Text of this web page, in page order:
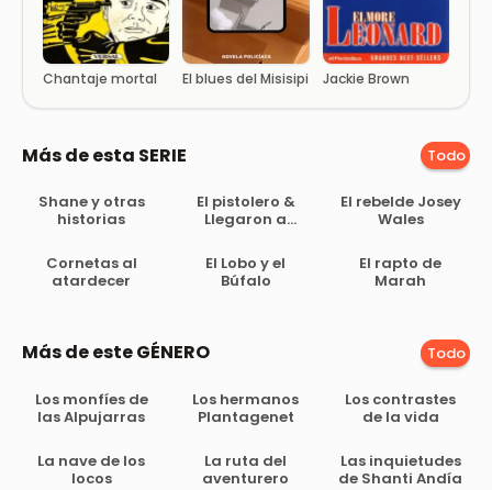
Chantaje mortal El blues del Misisipi Jackie Brown
Más de esta SERIE Todo
Shane y otras
historias
El pistolero &
Llegaron a
El rebelde Josey
Wales
Cornetas al
atardecer
El Lobo y el
Búfalo
El rapto de
Marah
Más de este GÉNERO Todo
Los monfíes de
las Alpujarras
Los hermanos
Plantagenet
Los contrastes
de la vida
La nave de los
locos
La ruta del
aventurero
Las inquietudes
de Shanti Andía